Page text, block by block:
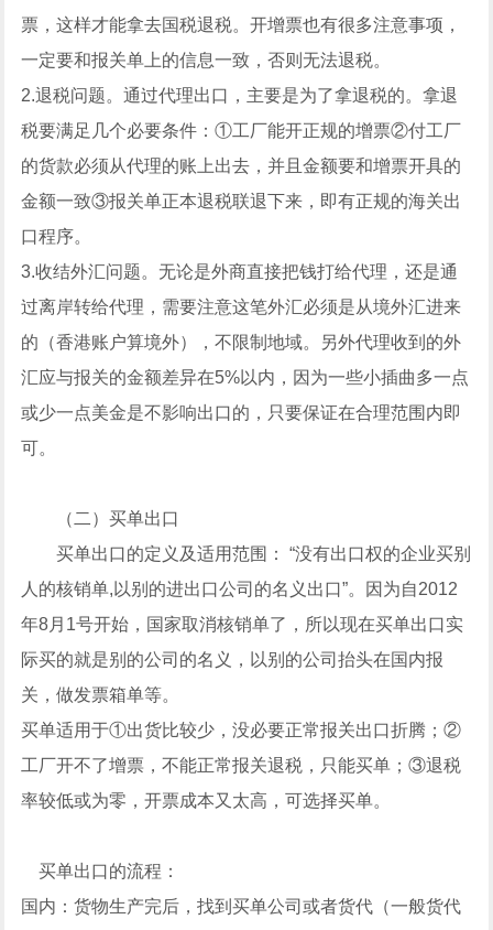
票，这样才能拿去国税退税。开增票也有很多注意事项，
一定要和报关单上的信息一致，否则无法退税。
2.退税问题。通过代理出口，主要是为了拿退税的。拿退
税要满足几个必要条件：①工厂能开正规的增票②付工厂
的货款必须从代理的账上出去，并且金额要和增票开具的
金额一致③报关单正本退税联退下来，即有正规的海关出
口程序。
3.收结外汇问题。无论是外商直接把钱打给代理，还是通
过离岸转给代理，需要注意这笔外汇必须是从境外汇进来
的（香港账户算境外），不限制地域。另外代理收到的外
汇应与报关的金额差异在5%以内，因为一些小插曲多一点
或少一点美金是不影响出口的，只要保证在合理范围内即
可。
（二）买单出口
买单出口的定义及适用范围： “没有出口权的企业买别
人的核销单,以别的进出口公司的名义出口”。因为自2012
年8月1号开始，国家取消核销单了，所以现在买单出口实
际买的就是别的公司的名义，以别的公司抬头在国内报
关，做发票箱单等。
买单适用于①出货比较少，没必要正常报关出口折腾；②
工厂开不了增票，不能正常报关退税，只能买单；③退税
率较低或为零，开票成本又太高，可选择买单。
买单出口的流程：
国内：货物生产完后，找到买单公司或者货代（一般货代